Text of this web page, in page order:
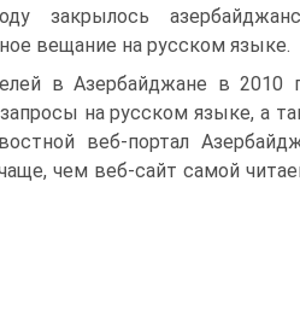
закрылось
вещание на русском языке.
в Азербайджане в 2010
на русском языке, а
веб-портал
чем веб-сайт самой